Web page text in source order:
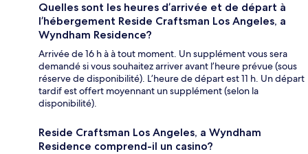
Quelles sont les heures d’arrivée et de départ à
l’hébergement Reside Craftsman Los Angeles, a
Wyndham Residence?
Arrivée de 16 h à à tout moment. Un supplément vous sera
demandé si vous souhaitez arriver avant l’heure prévue (sous
réserve de disponibilité). L’heure de départ est 11 h. Un départ
tardif est offert moyennant un supplément (selon la
disponibilité).
Reside Craftsman Los Angeles, a Wyndham
Residence comprend-il un casino?